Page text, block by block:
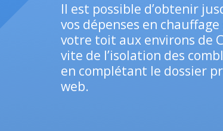
Il est possible d’obtenir
vos dépenses en
votre toit aux environs de
vite de l’isolation des
en complétant le dossier
web.